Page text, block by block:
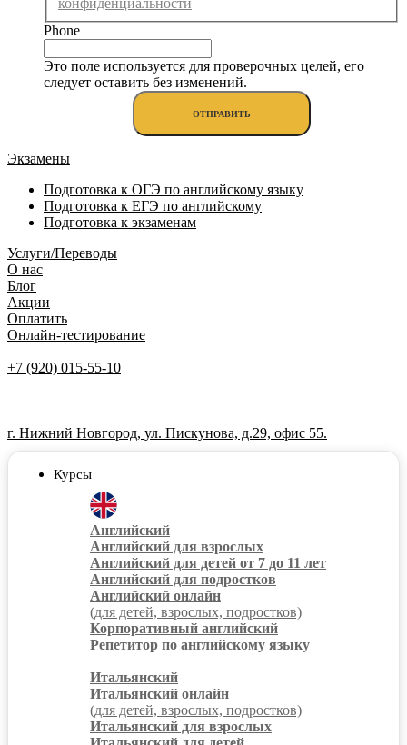
конфиденциальности
Phone
Это поле используется для проверочных целей, его
следует оставить без изменений.
Экзамены
Подготовка к ОГЭ по английскому языку
Подготовка к ЕГЭ по английскому
Подготовка к экзаменам
Услуги/Переводы
О нас
Блог
Акции
Оплатить
Онлайн-тестирование
+7 (920) 015-55-10
г. Нижний Новгород, ул. Пискунова, д.29, офис 55.
Курсы
Английский
Английский для взрослых
Английский для детей от 7 до 11 лет
Английский для подростков
Английский онлайн
(для детей, взрослых, подростков)
Корпоративный английский
Репетитор по английскому языку
Итальянский
Итальянский онлайн
(для детей, взрослых, подростков)
Итальянский для взрослых